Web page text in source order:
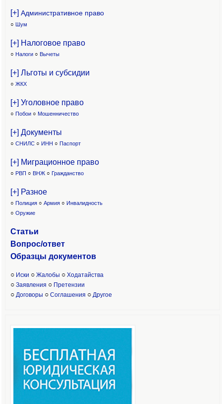
[+] Административное право
○ Шум
[+] Налоговое право
○ Налоги ○ Вычеты
[+] Льготы и субсидии
○ ЖКХ
[+] Уголовное право
○ Побои ○ Мошенничество
[+] Документы
○ СНИЛС ○ ИНН ○ Паспорт
[+] Миграционное право
○ РВП ○ ВНЖ ○ Гражданство
[+] Разное
○ Полиция ○ Армия ○ Инвалидность
○ Оружие
Статьи
Вопрос/ответ
Образцы документов
○ Иски ○ Жалобы ○ Ходатайства
○ Заявления ○ Претензии
○ Договоры ○ Соглашения ○ Другое